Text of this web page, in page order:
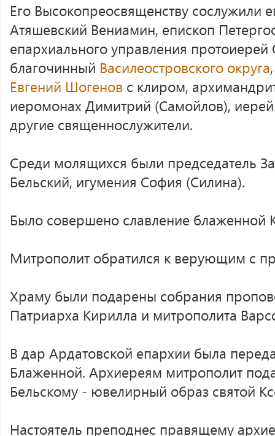
Его Высокопреосвященству сослужили
Атяшевский Вениамин, епископ
епархиального управления протоиерей
благочинный Василеостровского округа
Евгений Шогенов с клиром,
иеромонах Димитрий (Самойлов),
другие священнослужители.
Среди молящихся были председатель
Бельский, игумения София (Силина).
Было совершено славление блаженной
Митрополит обратился к верующим с
Храму были подарены собрания
Патриарха Кирилла и митрополита
В дар Ардатовской епархии была
Блаженной. Архиереям митрополит
Бельскому - ювелирный образ святой
Настоятель преподнес правящему